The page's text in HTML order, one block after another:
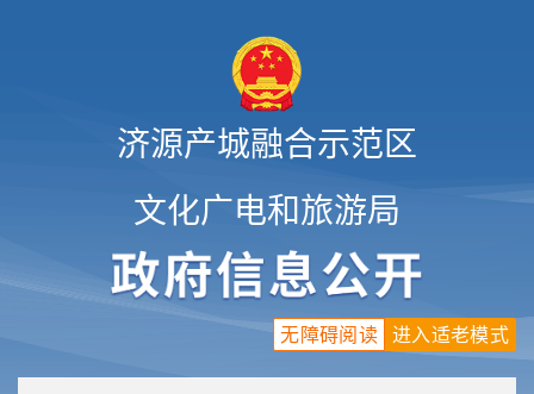
济源产城融合示范区
文化广电和旅游局
进入适老模式
无障碍阅读